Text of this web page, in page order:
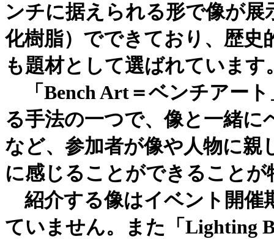
ンチに据えられる形で像が
化樹脂）でできており、歴史
も題材として選ばれています
「Bench Art＝ベンチアー
る手法の一つで、像と一緒
など、参加者が像や人物に親
に感じることができることが
紹介する像はイベント開催
ていません。また「Lighting